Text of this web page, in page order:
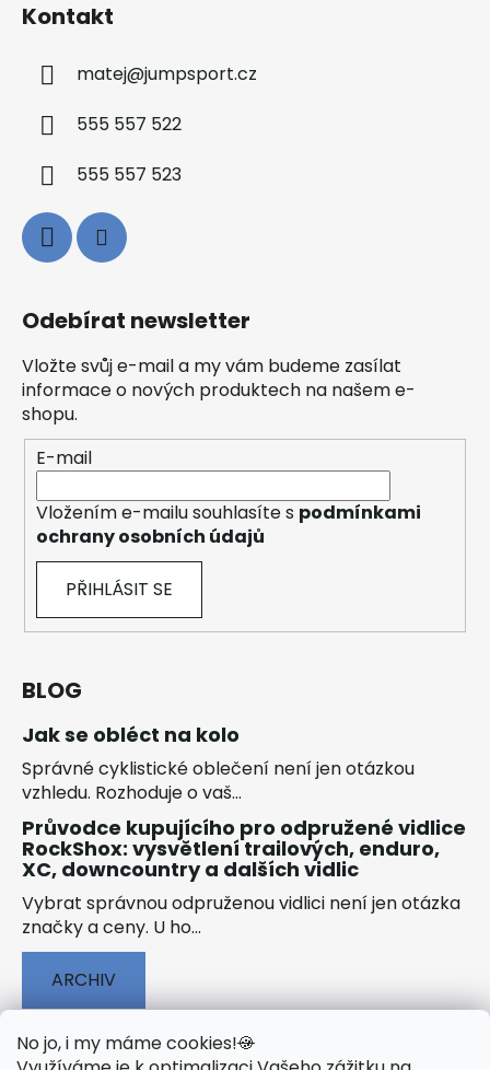
No jo, i my máme cookies!🍪
Kontakt
matej@jumpsport.cz
555 557 522
555 557 523
Odebírat newsletter
Vložte svůj e-mail a my vám budeme zasílat
informace o nových produktech na našem e-
shopu.
E-mail
Vložením e-mailu souhlasíte s podmínkami
ochrany osobních údajů
PŘIHLÁSIT SE
BLOG
Jak se obléct na kolo
Správné cyklistické oblečení není jen otázkou
vzhledu. Rozhoduje o vaš...
Průvodce kupujícího pro odpružené vidlice
RockShox: vysvětlení trailových, enduro,
XC, downcountry a dalších vidlic
Vybrat správnou odpruženou vidlici není jen otázka
značky a ceny. U ho...
ARCHIV